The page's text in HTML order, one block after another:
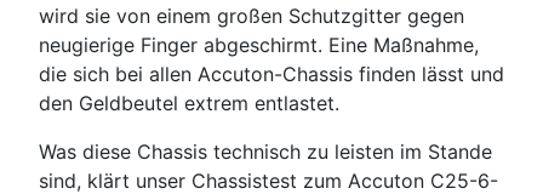
wird sie von einem großen Schutzgitter gegen
neugierige Finger abgeschirmt. Eine Maßnahme,
die sich bei allen Accuton-Chassis finden lässt und
den Geldbeutel extrem entlastet.
Was diese Chassis technisch zu leisten im Stande
sind, klärt unser Chassistest zum Accuton C25-6-